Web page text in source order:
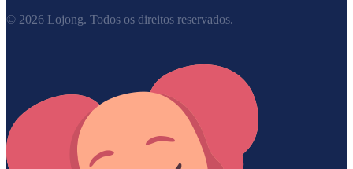
© 2026 Lojong. Todos os direitos reservados.